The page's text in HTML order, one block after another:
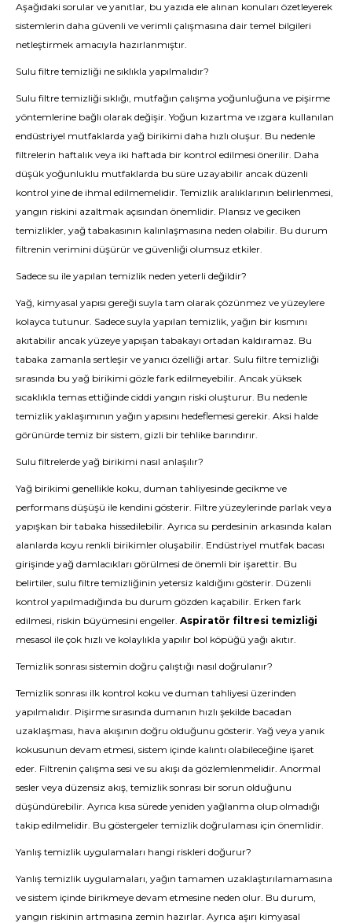
Aşağıdaki sorular ve yanıtlar, bu yazıda ele alınan konuları özetleyerek
sistemlerin daha güvenli ve verimli çalışmasına dair temel bilgileri
netleştirmek amacıyla hazırlanmıştır.
Sulu filtre temizliği ne sıklıkla yapılmalıdır?
Sulu filtre temizliği sıklığı, mutfağın çalışma yoğunluğuna ve pişirme
yöntemlerine bağlı olarak değişir. Yoğun kızartma ve ızgara kullanılan
endüstriyel mutfaklarda yağ birikimi daha hızlı oluşur. Bu nedenle
filtrelerin haftalık veya iki haftada bir kontrol edilmesi önerilir. Daha
düşük yoğunluklu mutfaklarda bu süre uzayabilir ancak düzenli
kontrol yine de ihmal edilmemelidir. Temizlik aralıklarının belirlenmesi,
yangın riskini azaltmak açısından önemlidir. Plansız ve geciken
temizlikler, yağ tabakasının kalınlaşmasına neden olabilir. Bu durum
filtrenin verimini düşürür ve güvenliği olumsuz etkiler.
Sadece su ile yapılan temizlik neden yeterli değildir?
Yağ, kimyasal yapısı gereği suyla tam olarak çözünmez ve yüzeylere
kolayca tutunur. Sadece suyla yapılan temizlik, yağın bir kısmını
akıtabilir ancak yüzeye yapışan tabakayı ortadan kaldıramaz. Bu
tabaka zamanla sertleşir ve yanıcı özelliği artar. Sulu filtre temizliği
sırasında bu yağ birikimi gözle fark edilmeyebilir. Ancak yüksek
sıcaklıkla temas ettiğinde ciddi yangın riski oluşturur. Bu nedenle
temizlik yaklaşımının yağın yapısını hedeflemesi gerekir. Aksi halde
görünürde temiz bir sistem, gizli bir tehlike barındırır.
Sulu filtrelerde yağ birikimi nasıl anlaşılır?
Yağ birikimi genellikle koku, duman tahliyesinde gecikme ve
performans düşüşü ile kendini gösterir. Filtre yüzeylerinde parlak veya
yapışkan bir tabaka hissedilebilir. Ayrıca su perdesinin arkasında kalan
alanlarda koyu renkli birikimler oluşabilir. Endüstriyel mutfak bacası
girişinde yağ damlacıkları görülmesi de önemli bir işarettir. Bu
belirtiler, sulu filtre temizliğinin yetersiz kaldığını gösterir. Düzenli
kontrol yapılmadığında bu durum gözden kaçabilir. Erken fark
edilmesi, riskin büyümesini engeller. Aspiratör filtresi temizliği
mesasol ile çok hızlı ve kolaylıkla yapılır bol köpüğü yağı akıtır.
Temizlik sonrası sistemin doğru çalıştığı nasıl doğrulanır?
Temizlik sonrası ilk kontrol koku ve duman tahliyesi üzerinden
yapılmalıdır. Pişirme sırasında dumanın hızlı şekilde bacadan
uzaklaşması, hava akışının doğru olduğunu gösterir. Yağ veya yanık
kokusunun devam etmesi, sistem içinde kalıntı olabileceğine işaret
eder. Filtrenin çalışma sesi ve su akışı da gözlemlenmelidir. Anormal
sesler veya düzensiz akış, temizlik sonrası bir sorun olduğunu
düşündürebilir. Ayrıca kısa sürede yeniden yağlanma olup olmadığı
takip edilmelidir. Bu göstergeler temizlik doğrulaması için önemlidir.
Yanlış temizlik uygulamaları hangi riskleri doğurur?
Yanlış temizlik uygulamaları, yağın tamamen uzaklaştırılamamasına
ve sistem içinde birikmeye devam etmesine neden olur. Bu durum,
yangın riskinin artmasına zemin hazırlar. Ayrıca aşırı kimyasal